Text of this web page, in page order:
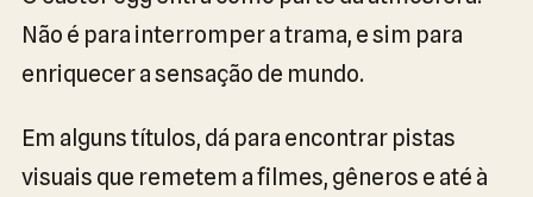
Não é para interromper a trama, e sim para
enriquecer a sensação de mundo.
Em alguns títulos, dá para encontrar pistas
visuais que remetem a filmes, gêneros e até à